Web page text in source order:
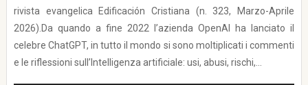
rivista evangelica Edificación Cristiana (n. 323, Marzo-Aprile
2026).Da quando a fine 2022 l’azienda OpenAI ha lanciato il
celebre ChatGPT, in tutto il mondo si sono moltiplicati i commenti
e le riflessioni sull’Intelligenza artificiale: usi, abusi, rischi,...